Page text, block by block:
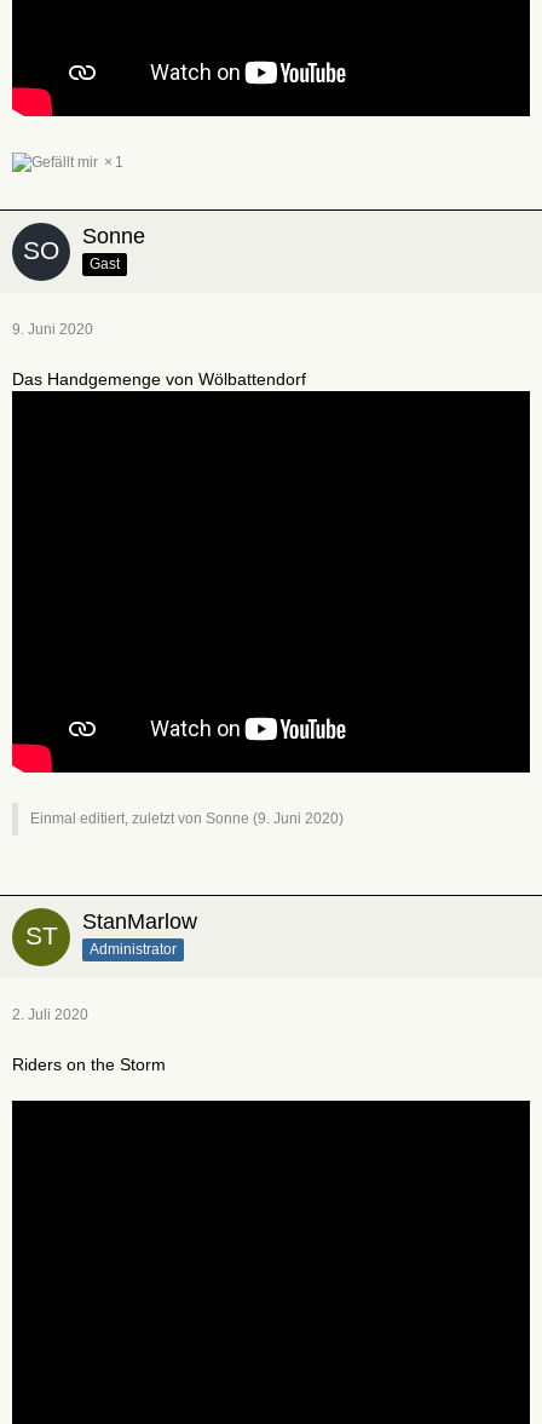
1
Sonne
Gast
9. Juni 2020
Das Handgemenge von Wölbattendorf
Einmal editiert, zuletzt von Sonne (9. Juni 2020)
StanMarlow
Administrator
2. Juli 2020
Riders on the Storm